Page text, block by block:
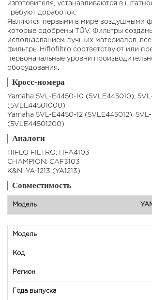
изготовителя, устанавливаются в
требуют доработок.
Являются первыми в мире воздушными
которые одобрены TÜV. Фильтры
использованием лучших материалов,
фильтры Hiflofiltro соответствуют или
первоначальные уровни
оборудования.
Кросс-номера
Yamaha 5VL-E4450-10 (5VLE445010),
(5VLE44501000)
Yamaha 5VL-E4450-12 (5VLE445012),
(5VLE44501200)
Аналоги
HIFLO FILTRO: HFA4103
CHAMPION: CAF3103
K&N: YA-1213 (YA1213)
Совместимость